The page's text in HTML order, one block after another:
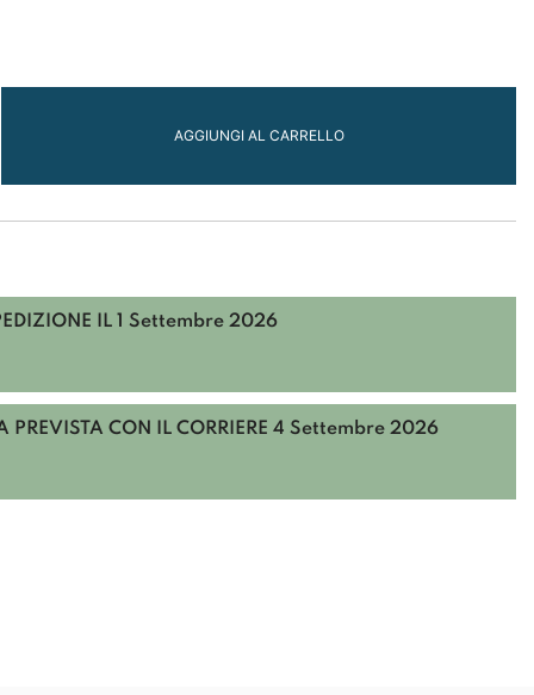
AGGIUNGI AL CARRELLO
IL 1 Settembre 2026
PREVISTA CON IL CORRIERE 4 Settembre 2026